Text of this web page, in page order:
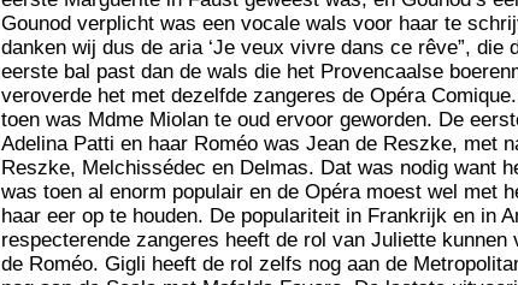
Gounod verplicht was een vocale wals voor haar te
danken wij dus de aria ‘Je veux vivre dans ce rêve”,
eerste bal past dan de wals die het Provencaalse
veroverde het met dezelfde zangeres de Opéra
toen was Mdme Miolan te oud ervoor geworden. De
Adelina Patti en haar Roméo was Jean de Reszke, met
Reszke, Melchissédec en Delmas. Dat was nodig want
was toen al enorm populair en de Opéra moest wel met
haar eer op te houden. De populariteit in Frankrijk en in
respecterende zangeres heeft de rol van Juliette
de Roméo. Gigli heeft de rol zelfs nog aan de